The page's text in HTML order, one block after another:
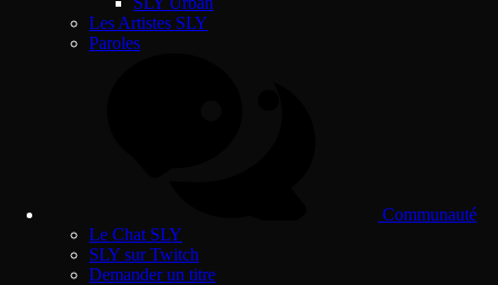
Les Artistes SLY
Paroles
Communauté
Le Chat SLY
SLY sur Twitch
Demander un titre